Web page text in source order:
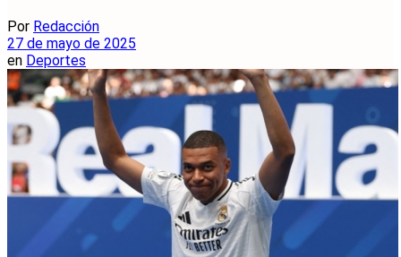
Por Redacción
27 de mayo de 2025
en Deportes